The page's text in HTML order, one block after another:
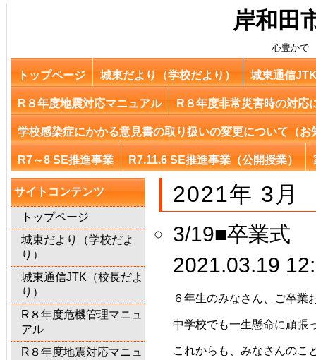
岸和田
心豊かで
トップページ 城東だより（学校だより） 城東通信
R８年度地震対応マニュアル R８年度非常災害時の対応
学校感染症にかかる意見書の取り扱いの変更について（お
R7～8 SE推進事業 R7.11.6 SE推進事業（公開授業）
サイトコンテンツ
トップページ
城東だより（学校だよ
り）
城東通信JTK（校長だよ
り）
R８年度危機管理マニュ
アル
R８年度地震対応マニュ
2021年 3月
3/19■卒業式
2021.03.19
６年生のみなさん、ご卒業
中学校でも一生懸命に頑張
これからも、みなさんのこ